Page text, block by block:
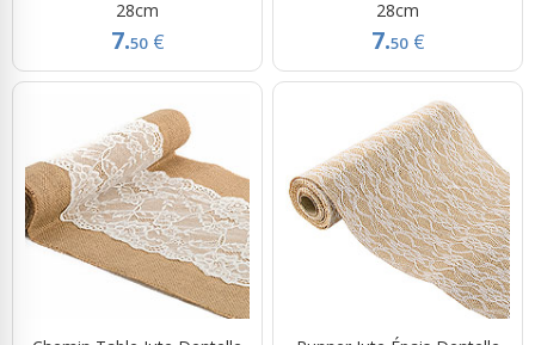
28cm
7.50 €
28cm
7.50 €